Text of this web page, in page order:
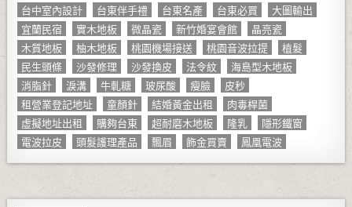
台中室內設計
台東伴手禮 台東名產 台東必買
大圖輸出
宜蘭民宿
實木地板 微晶瓷 新竹婚宴會館
晶亮瓷
木質地板
柚木地板 桃園機場接送 桃園音波拉提
植髮
民生頭條
沙發修理 沙發換皮 法令紋
海島型木地板
消脂針
淚溝 牛軋糖 玻尿酸 瘦臉
皮秒
租營業登記地址
童顏針 結婚黃金出租
肉毒桿菌
虛擬地址出租
購夠台東 超耐磨木地板 隆乳
隱形鐵窗
電波拉皮
頭髮護理產品 飄眉 飾金買賣 鳳凰電波